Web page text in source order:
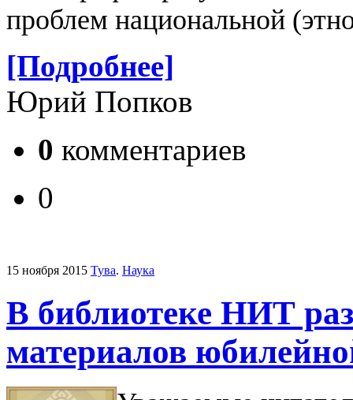
проблем национальной
[Подробнее]
Юрий Попков
0 комментариев
0
15 ноября 2015 Тува. Наука
В библиотеке НИТ
материалов